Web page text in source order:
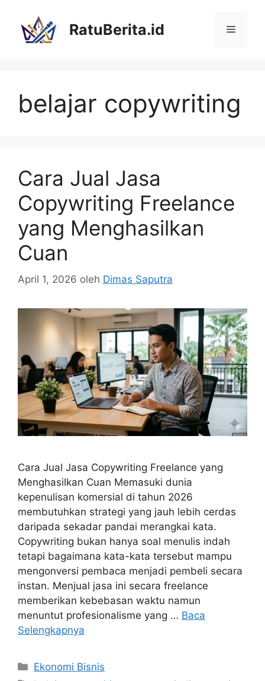
RatuBerita.id Menu
belajar copywriting
Cara Jual Jasa
Copywriting Freelance
yang Menghasilkan
Cuan
April 1, 2026 oleh Dimas Saputra
Cara Jual Jasa Copywriting Freelance yang
Menghasilkan Cuan Memasuki dunia
kepenulisan komersial di tahun 2026
membutuhkan strategi yang jauh lebih cerdas
daripada sekadar pandai merangkai kata.
Copywriting bukan hanya soal menulis indah
tetapi bagaimana kata-kata tersebut mampu
mengonversi pembaca menjadi pembeli secara
instan. Menjual jasa ini secara freelance
memberikan kebebasan waktu namun
menuntut profesionalisme yang … Baca
Selengkapnya
Kategori
Ekonomi Bisnis